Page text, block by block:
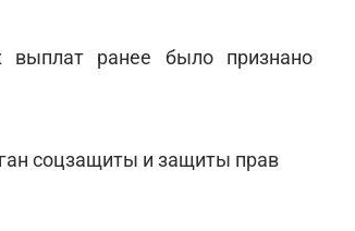
выплат ранее было признано
соцзащиты и защиты прав